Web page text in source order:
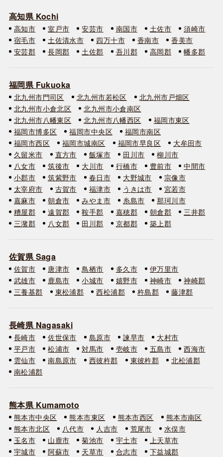
高知県 Kochi
高知市 室戸市 安芸市 南国市 土佐市
須崎市
宿毛市
土佐清水市 四万十市 香南市
香美市
安芸郡
長岡郡 土佐郡 吾川郡 高岡郡 幡多郡
福岡県 Fukuoka
北九州市門司区 北九州市若松区
北九州市戸畑区
北九州市小倉北区
北九州市小倉南区
北九州市八幡東区
北九州市八幡西区
福岡市東区
福岡市博多区
福岡市中央区
福岡市南区
福岡市西区
福岡市城南区 福岡市早良区
大牟田市
久留米市
直方市 飯塚市 田川市
柳川市
八女市
筑後市 大川市 行橋市 豊前市
中間市
小郡市
筑紫野市 春日市 大野城市
宗像市
太宰府市
古賀市 福津市 うきは市
宮若市
嘉麻市
朝倉市 みやま市 糸島市
那珂川市
糟屋郡
遠賀郡 鞍手郡 嘉穂郡 朝倉郡
三井郡
三潴郡
八女郡 田川郡 京都郡 築上郡
佐賀県 Saga
佐賀市 唐津市 鳥栖市 多久市
伊万里市
武雄市
鹿島市 小城市 嬉野市 神崎市
神崎郡
三養基郡
東松浦郡 西松浦郡 杵島郡 藤津郡
長崎県 Nagasaki
長崎市 佐世保市 島原市 諫早市
大村市
平戸市
松浦市 対馬市 壱岐市 五島市
西海市
雲仙市
南島原市 西彼杵郡 東彼杵郡
北松浦郡
南松浦郡
熊本県 Kumamoto
熊本市中央区 熊本市東区 熊本市西区
熊本市南区
熊本市北区
八代市 人吉市 荒尾市
水俣市
玉名市
山鹿市 菊池市 宇土市
上天草市
宇城市
阿蘇市 天草市 合志市
下益城郡